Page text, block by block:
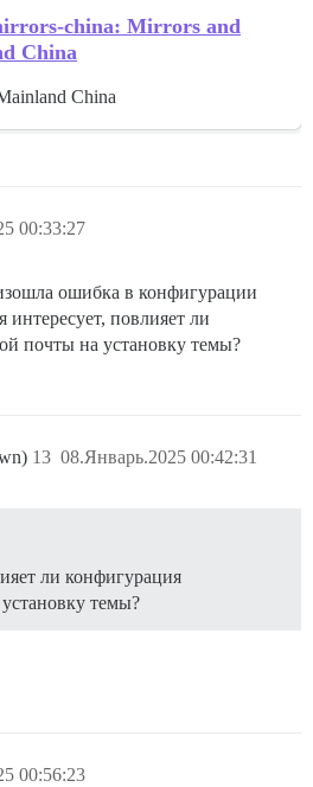
china: Mirrors and
China
China
00:33:27
ошибка в конфигурации
повлияет ли
почты на установку темы?
08.Январь.2025 00:42:31
13
ли конфигурация
темы?
00:56:23